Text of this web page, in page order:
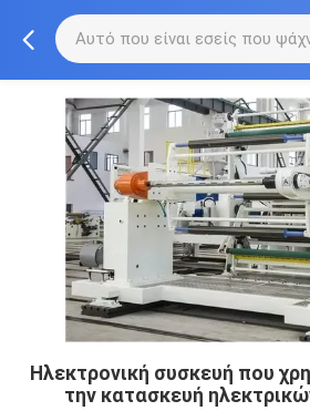
Ηλεκτρονική συσκευή που
την κατασκευή